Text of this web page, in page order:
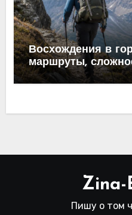
Восхождения в
маршруты,
Zina-
Пишу о том